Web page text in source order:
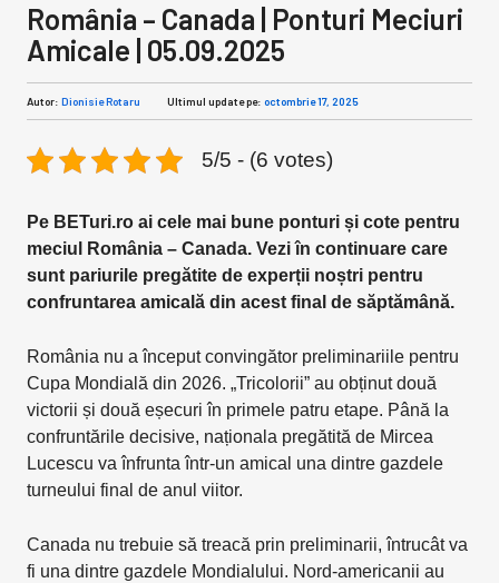
România – Canada | Ponturi Meciuri
Amicale | 05.09.2025
Autor: Dionisie Rotaru Ultimul update pe: octombrie 17, 2025
5/5 - (6 votes)
Pe BETuri.ro ai cele mai bune ponturi și cote pentru
meciul România – Canada. Vezi în continuare care
sunt pariurile pregătite de experții noștri pentru
confruntarea amicală din acest final de săptămână.
România nu a început convingător preliminariile pentru
Cupa Mondială din 2026. „Tricolorii” au obținut două
victorii și două eșecuri în primele patru etape. Până la
confruntările decisive, naționala pregătită de Mircea
Lucescu va înfrunta într-un amical una dintre gazdele
turneului final de anul viitor.
Canada nu trebuie să treacă prin preliminarii, întrucât va
fi una dintre gazdele Mondialului. Nord-americanii au